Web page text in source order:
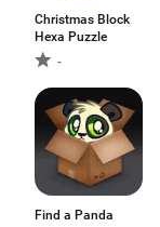
Christmas Block
Hexa Puzzle
-
Find a Panda